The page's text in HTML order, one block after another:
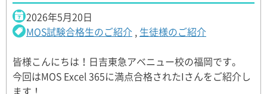
2026年5月20日
MOS試験合格生のご紹介 , 生徒様のご紹介
皆様こんにちは！日吉東急アベニュー校の福岡です。
今回はMOS Excel 365に満点合格されたIさんをご紹介し
ます！